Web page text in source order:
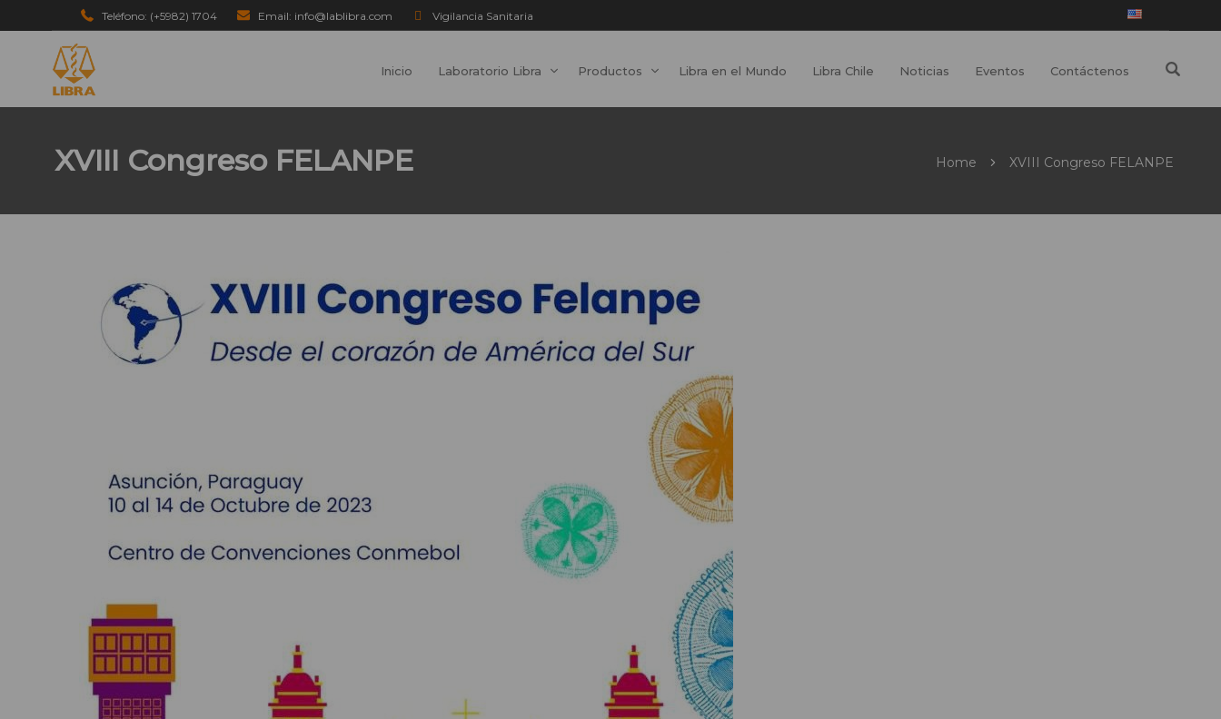
Teléfono: (+5982) 1704 Email: info@lablibra.com Vigilancia Sanitaria
Inicio Laboratorio Libra Productos Libra en el Mundo Libra Chile Noticias Eventos Contáctenos
XVIII Congreso FELANPE Home XVIII Congreso FELANPE